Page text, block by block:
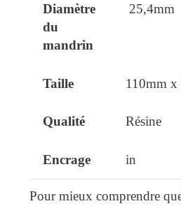
25,4mm
110mm x
Résine
in
Pour mieux comprendre